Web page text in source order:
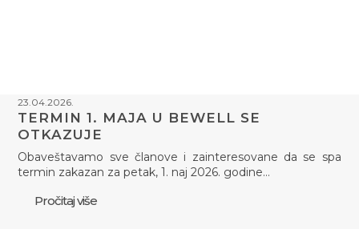
23.04.2026.
TERMIN 1. MAJA U BEWELL SE
OTKAZUJE
Obaveštavamo sve članove i zainteresovane da se spa
termin zakazan za petak, 1. naj 2026. godine…
Pročitaj više